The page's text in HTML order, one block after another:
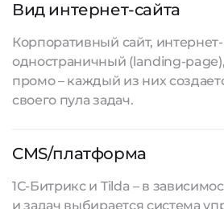
Вид интернет-сайта
Корпоративный сайт, интернет-
одностраничный (landing-
промо – каждый из них
своего пула задач.
CMS/платформа
1С-Битрикс и Tilda – в
и задач выбирается система